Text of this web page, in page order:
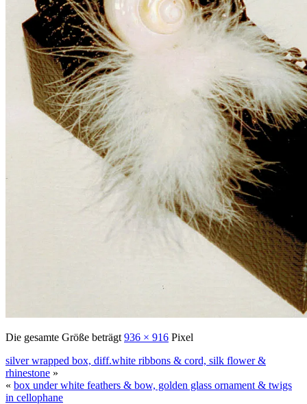
Die gesamte Größe beträgt 936 × 916 Pixel
silver wrapped box, diff.white ribbons & cord, silk flower &
rhinestone »
« box under white feathers & bow, golden glass ornament & twigs
in cellophane